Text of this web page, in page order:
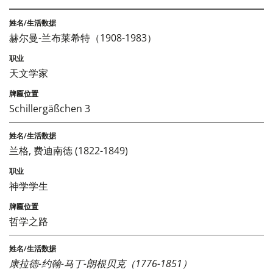
赫尔曼-兰布莱希特（1908-1983）
天文学家
Schillergäßchen 3
兰格, 费迪南德 (1822-1849)
神学学生
哲学之路
康拉德-约翰-马丁-朗根贝克（1776-1851）